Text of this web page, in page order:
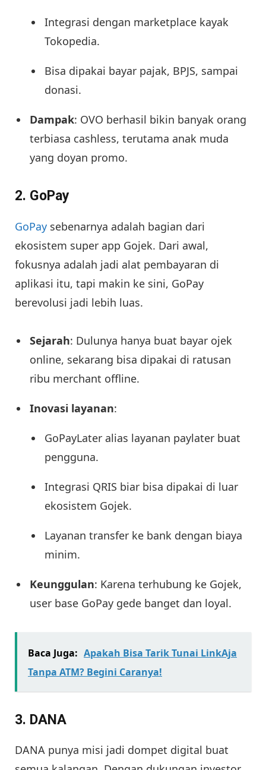
Integrasi dengan marketplace kayak
Tokopedia.
Bisa dipakai bayar pajak, BPJS, sampai
donasi.
Dampak: OVO berhasil bikin banyak orang
terbiasa cashless, terutama anak muda
yang doyan promo.
2. GoPay
GoPay sebenarnya adalah bagian dari
ekosistem super app Gojek. Dari awal,
fokusnya adalah jadi alat pembayaran di
aplikasi itu, tapi makin ke sini, GoPay
berevolusi jadi lebih luas.
Sejarah: Dulunya hanya buat bayar ojek
online, sekarang bisa dipakai di ratusan
ribu merchant offline.
Inovasi layanan:
GoPayLater alias layanan paylater buat
pengguna.
Integrasi QRIS biar bisa dipakai di luar
ekosistem Gojek.
Layanan transfer ke bank dengan biaya
minim.
Keunggulan: Karena terhubung ke Gojek,
user base GoPay gede banget dan loyal.
Baca Juga: Apakah Bisa Tarik Tunai LinkAja
Tanpa ATM? Begini Caranya!
3. DANA
DANA punya misi jadi dompet digital buat